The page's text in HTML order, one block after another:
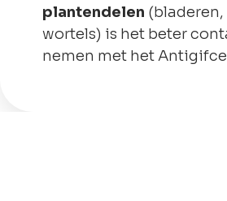
plantendelen (bladeren,
wortels) is het beter
nemen met het